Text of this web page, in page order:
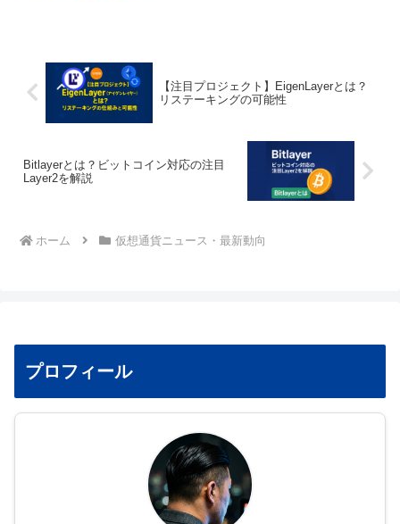
【注目プロジェクト】EigenLayerとは？
リステーキングの可能性
Bitlayerとは？ビットコイン対応の注目
Layer2を解説
ホーム 仮想通貨ニュース・最新動向
プロフィール